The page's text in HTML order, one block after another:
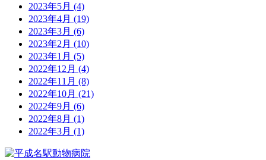
2023年5月 (4)
2023年4月 (19)
2023年3月 (6)
2023年2月 (10)
2023年1月 (5)
2022年12月 (4)
2022年11月 (8)
2022年10月 (21)
2022年9月 (6)
2022年8月 (1)
2022年3月 (1)